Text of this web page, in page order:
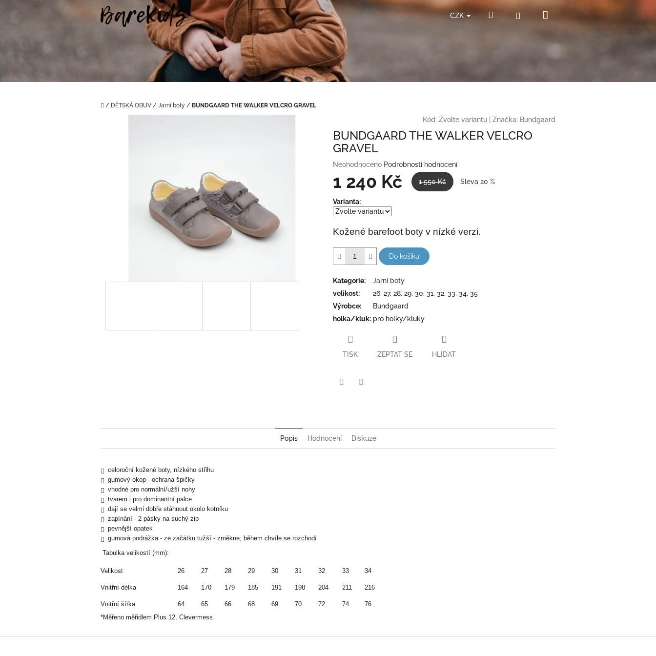
CZK HledatPřihlášeníNákupní
Domů
/ DĚTSKÁ OBUV / Jarní boty / BUNDGAARD THE WALKER VELCRO GRAVEL
Kód: Zvolte variantu Značka: Bundgaard
BUNDGAARD THE WALKER VELCRO
GRAVEL
Průměrné
produktu
0,0
z
hvězdiček.
Neohodnoceno Podrobnosti hodnocení
1 240 Kč 1 550 Kč Sleva 20 %
Měrná
cena:
Varianta:
Kožené barefoot boty v nízké verzi.
Do košíku
Kategorie:
Jarní boty
velikost:
26, 27, 28, 29, 30, 31, 32, 33, 34, 35
Výrobce:
Bundgaard
holka/kluk: pro holky/kluky
TISK ZEPTAT SE HLÍDAT
Popis Hodnocení Diskuze
celoroční kožené boty, nízkého střihu
gumový okop - ochrana špičky
vhodné pro normální/užší nohy
tvarem i pro dominantní palce
dají se velmi dobře stáhnout okolo kotníku
zapínání - 2 pásky na suchý zip
pevnější opatek
gumová podrážka - ze začátku tužší - změkne; během chvíle se rozchodí
Tabulka velikostí (mm):
Velikost 26 27 28 29 30 31 32 33 34
Vnitřní délka 164 170 179 185 191 198 204 211 216
Vnitřní šířka 64 65 66 68 69 70 72 74
76
*Měřeno měřidlem Plus 12, Clevermess.